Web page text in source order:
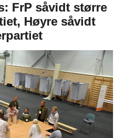
FrP såvidt større
Høyre såvidt